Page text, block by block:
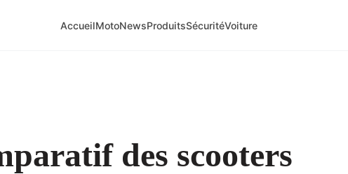
AccueilMotoNewsProduitsSécuritéVoiture
des scooters